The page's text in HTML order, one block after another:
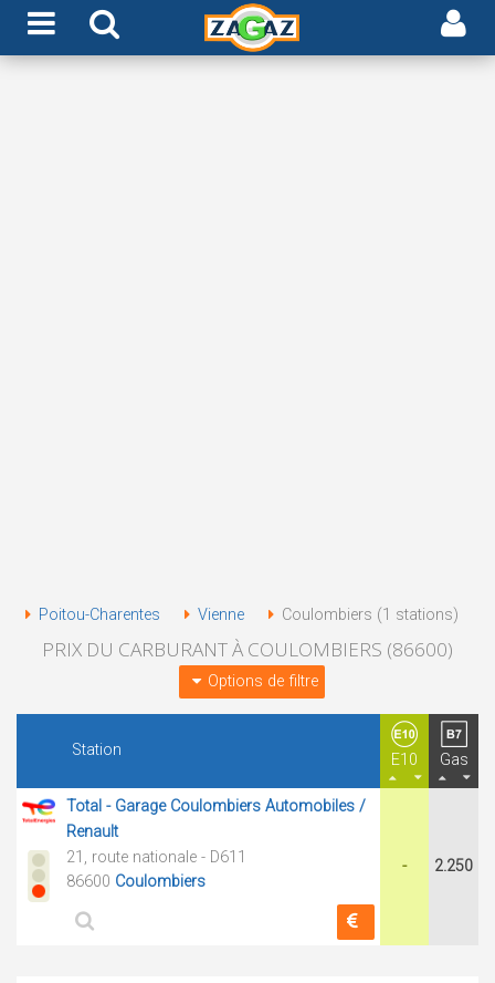
Poitou-Charentes Vienne Coulombiers (1 stations)
PRIX DU CARBURANT À COULOMBIERS (86600)
Options de filtre
Station
E10 Gas
Total - Garage Coulombiers Automobiles /
Renault
21, route nationale - D611
86600 Coulombiers
- 2.250